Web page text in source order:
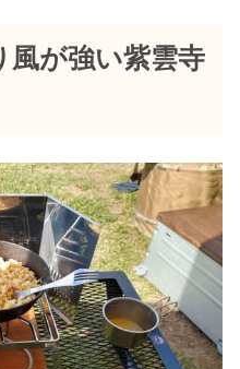
風が強い紫雲寺